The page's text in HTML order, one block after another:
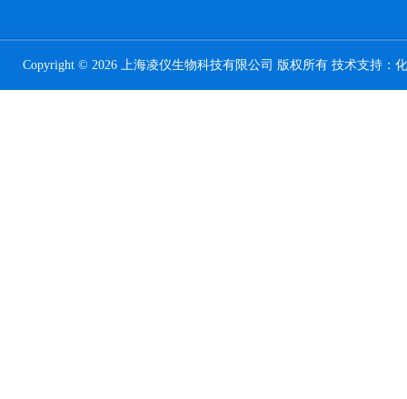
Copyright © 2026 上海凌仪生物科技有限公司 版权所有 技术支持：